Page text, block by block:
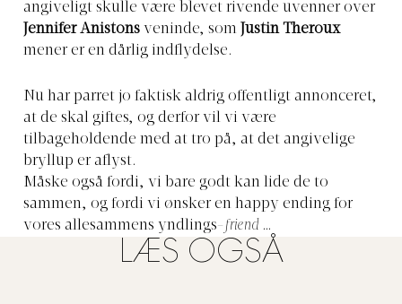
angiveligt skulle være blevet rivende uvenner over
Jennifer Anistons veninde, som Justin Theroux
mener er en dårlig indflydelse.
Nu har parret jo faktisk aldrig offentligt annonceret,
at de skal giftes, og derfor vil vi være
tilbageholdende med at tro på, at det angivelige
bryllup er aflyst.
Måske også fordi, vi bare godt kan lide de to
sammen, og fordi vi ønsker en happy ending for
vores allesammens yndlings- friend …
LÆS OGSÅ